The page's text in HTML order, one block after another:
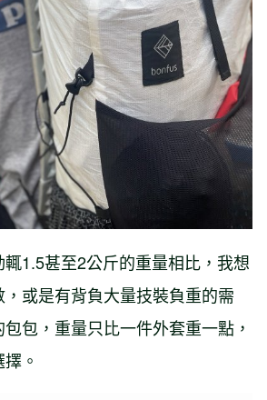
1.5甚至2公斤的重量相比，我想
或是有背負大量技裝負重的需
包，重量只比一件外套重一點，
。